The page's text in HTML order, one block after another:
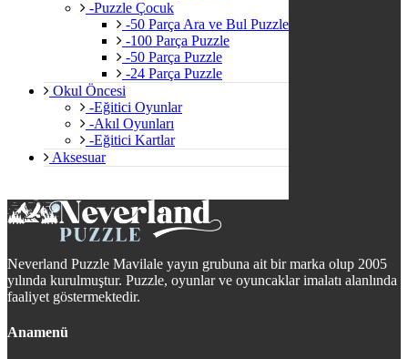
-Puzzle Çocuk
-50 Parça Ara ve Bul Puzzle
-100 Parça Puzzle
-50 Parça Puzzle
-24 Parça Puzzle
Okul Öncesi
-Eğitici Oyunlar
-Akıl Oyunları
-Eğitici Kartlar
Aksesuar
Neverland Puzzle Mavilale yayın grubuna ait bir marka olup 2005
yılında kurulmuştur. Puzzle, oyunlar ve oyuncaklar imalatı alanlında
faaliyet göstermektedir.
Anamenü